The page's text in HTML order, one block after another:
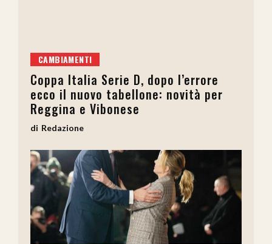
CAMBIAMENTI
Coppa Italia Serie D, dopo l’errore
ecco il nuovo tabellone: novità per
Reggina e Vibonese
Redazione